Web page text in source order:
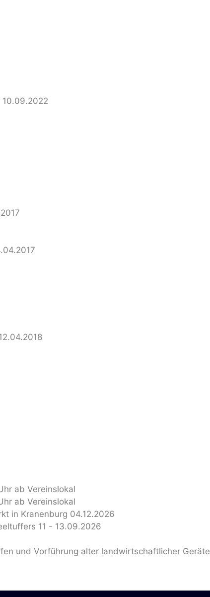
10.09.2022
ab Vereinslokal
ab Vereinslokal
in Kranenburg 04.12.2026
11 - 13.09.2026
und Vorführung alter landwirtschaftlicher Geräte